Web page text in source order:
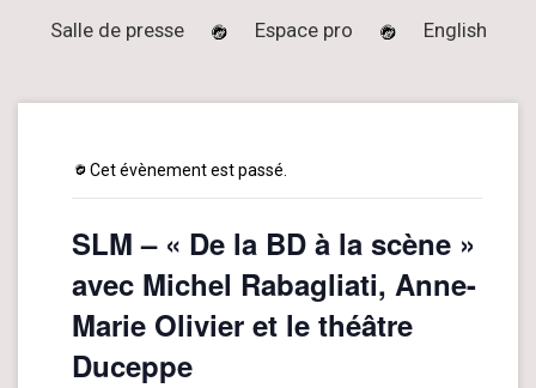
Salle de presse Espace pro English
Cet évènement est passé.
SLM – « De la BD à la scène »
avec Michel Rabagliati, Anne-
Marie Olivier et le théâtre
Duceppe